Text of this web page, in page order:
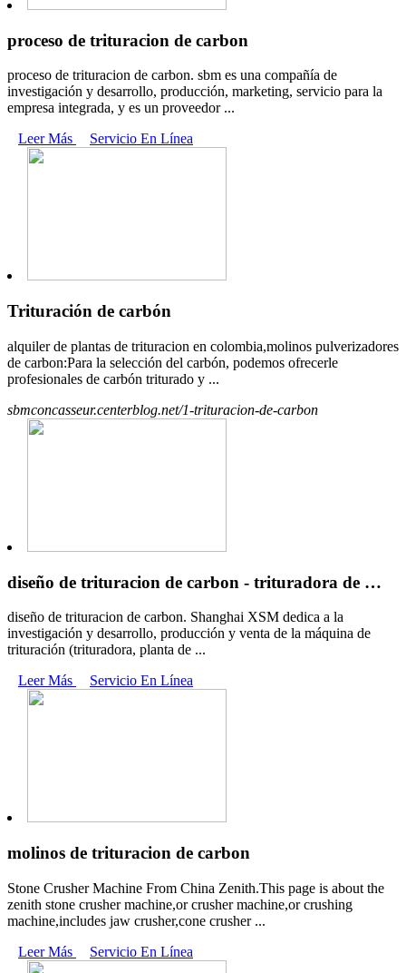
proceso de trituracion de carbon
proceso de trituracion de carbon. sbm es una compañía de
investigación y desarrollo, producción, marketing, servicio para la
empresa integrada, y es un proveedor ...
Leer Más
Servicio En Línea
Trituración de carbón
alquiler de plantas de trituracion en colombia,molinos pulverizadores
de carbon:Para la selección del carbón, podemos ofrecerle
profesionales de carbón triturado y ...
sbmconcasseur.centerblog.net/1-trituracion-de-carbon
diseño de trituracion de carbon - trituradora de …
diseño de trituracion de carbon. Shanghai XSM dedica a la
investigación y desarrollo, producción y venta de la máquina de
trituración (trituradora, planta de ...
Leer Más
Servicio En Línea
molinos de trituracion de carbon
Stone Crusher Machine From China Zenith.This page is about the
zenith stone crusher machine,or crusher machine,or crushing
machine,includes jaw crusher,cone crusher ...
Leer Más
Servicio En Línea